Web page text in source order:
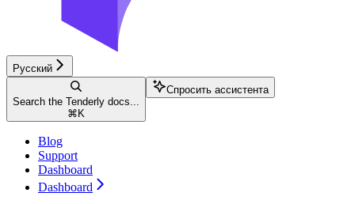
Русский
Search the Tenderly docs...
⌘ K
Спросить ассистента
Blog
Support
Dashboard
Dashboard